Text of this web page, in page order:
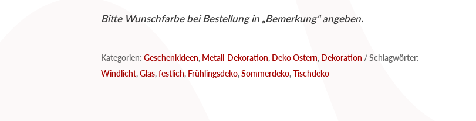
Bitte Wunschfarbe bei Bestellung in „Bemerkung“ angeben.
Kategorien:Geschenkideen, Metall-Dekoration, Deko Ostern, Dekoration
Schlagwörter:
Windlicht,Glas,festlich, Frühlingsdeko,Sommerdeko,Tischdeko